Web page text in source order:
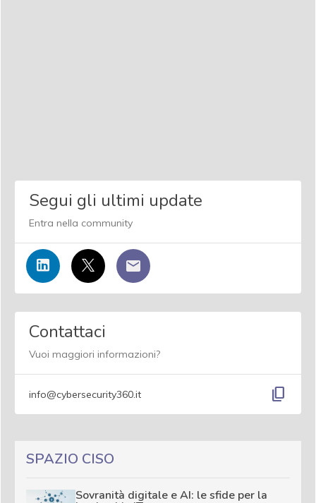
Segui gli ultimi update
Entra nella community
Contattaci
Vuoi maggiori informazioni?
info@cybersecurity360.it content_copy
SPAZIO CISO
Sovranità digitale e AI: le sfide per la